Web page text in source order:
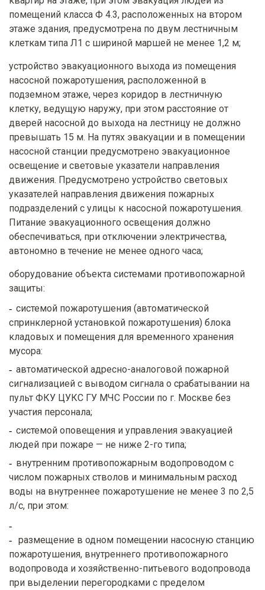
помещений класса Ф 4.3, расположенных на втором
этаже здания, предусмотрена по двум лестничным
клеткам типа Л1 с шириной маршей не менее 1,2 м;
устройство эвакуационного выхода из помещения
насосной пожаротушения, расположенной в
подземном этаже, через коридор в лестничную
клетку, ведущую наружу, при этом расстояние от
дверей насосной до выхода на лестницу не должно
превышать 15 м. На путях эвакуации и в помещении
насосной станции предусмотрено эвакуационное
освещение и световые указатели направления
движения. Предусмотрено устройство световых
указателей направления движения пожарных
подразделений с улицы к насосной пожаротушения.
Питание эвакуационного освещения должно
обеспечиваться, при отключении электричества,
автономно в течение не менее одного часа;
оборудование объекта системами противопожарной
защиты:
системой пожаротушения (автоматической
спринклерной установкой пожаротушения) блока
кладовых и помещения для временного хранения
мусора:
автоматической адресно-аналоговой пожарной
сигнализацией с выводом сигнала о срабатывании на
пульт ФКУ ЦУКС ГУ МЧС России по г. Москве без
участия персонала;
системой оповещения и управления эвакуацией
людей при пожаре — не ниже 2-го типа;
внутренним противопожарным водопроводом с
числом пожарных стволов и минимальным расход
воды на внутреннее пожаротушение не менее 3 по 2,5
л/с, при этом:
размещение в одном помещении насосную станцию
пожаротушения, внутреннего противопожарного
водопровода и хозяйственно-питьевого водопровода
при выделении перегородками с пределом